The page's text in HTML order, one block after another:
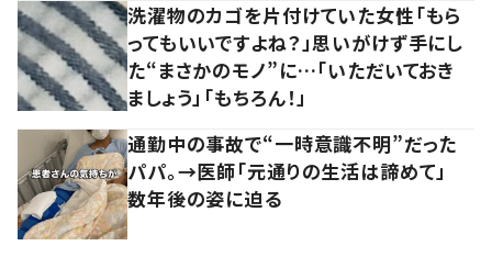
洗濯物のカゴを片付けていた女性「もら
ってもいいですよね？」思いがけず手にし
た“まさかのモノ”に…「いただいておき
ましょう」「もちろん！」
通勤中の事故で“一時意識不明”だった
パパ。→医師「元通りの生活は諦めて」
数年後の姿に迫る